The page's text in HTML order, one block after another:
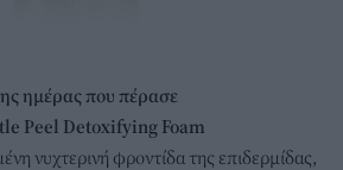
ημέρας που πέρασε
Peel Detoxifying Foam
νυχτερινή φροντίδα της επιδερμίδας,